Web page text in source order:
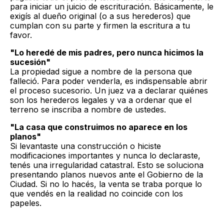
para iniciar un juicio de escrituración. Básicamente, le
exigís al dueño original (o a sus herederos) que
cumplan con su parte y firmen la escritura a tu
favor.
"Lo heredé de mis padres, pero nunca hicimos la
sucesión"
La propiedad sigue a nombre de la persona que
falleció. Para poder venderla, es indispensable abrir
el proceso sucesorio. Un juez va a declarar quiénes
son los herederos legales y va a ordenar que el
terreno se inscriba a nombre de ustedes.
"La casa que construimos no aparece en los
planos"
Si levantaste una construcción o hiciste
modificaciones importantes y nunca lo declaraste,
tenés una irregularidad catastral. Esto se soluciona
presentando planos nuevos ante el Gobierno de la
Ciudad. Si no lo hacés, la venta se traba porque lo
que vendés en la realidad no coincide con los
papeles.